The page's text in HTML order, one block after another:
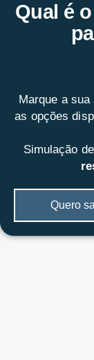
Qual é
Marque a
as opções
Simulação
Quero